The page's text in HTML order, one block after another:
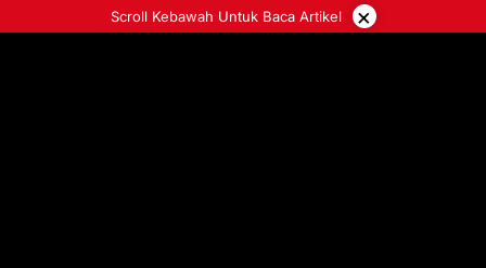
ke
Scroll Kebawah Untuk Baca Artikel ×